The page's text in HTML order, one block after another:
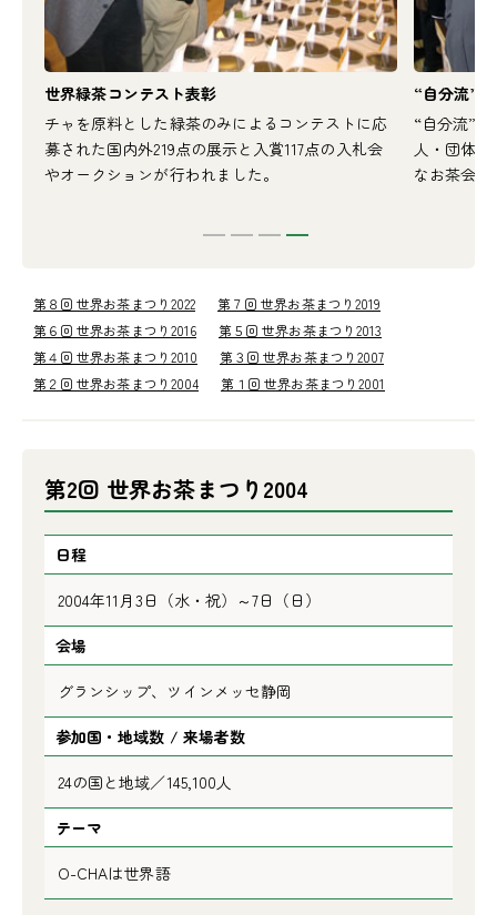
世界緑茶コンテスト表彰
チャを原料とした緑茶のみによるコンテストに応
募された国内外219点の展示と入賞117点の入札会
やオークションが行われました。
“自分流”
“自分流”
人・団体
なお茶会
第８回 世界お茶まつり2022
第７回 世界お茶まつり2019
第６回 世界お茶まつり2016
第５回 世界お茶まつり2013
第４回 世界お茶まつり2010
第３回 世界お茶まつり2007
第２回 世界お茶まつり2004
第１回 世界お茶まつり2001
第2回 世界お茶まつり2004
日程
2004年11月3日（水・祝）～7日（日）
会場
グランシップ、ツインメッセ静岡
参加国・地域数 / 来場者数
24の国と地域／145,100人
テーマ
O-CHAは世界語